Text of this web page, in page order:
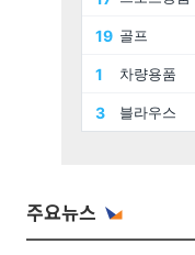
주요뉴스